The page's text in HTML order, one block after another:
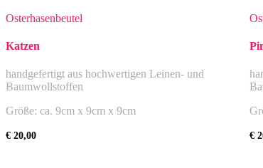
Osterhasenbeutel
Katzen
handgefertigt aus hochwertigen Leinen- und
Baumwollstoffen
Größe: ca. 9cm x 9cm x 9cm
€ 20,00 €